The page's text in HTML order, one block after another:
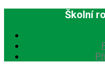
Školní